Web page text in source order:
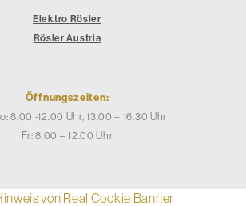
Elektro Rösler
Rösler Austria
Öffnungszeiten:
8.00 -12.00 Uhr, 13.00 – 16.30 Uhr
Fr: 8.00 – 12.00 Uhr
von Real Cookie Banner